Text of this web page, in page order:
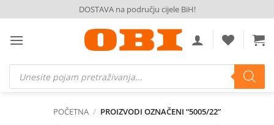
to
content
DOSTAVA na području cijele BiH!
Products
search
POČETNA / PROIZVODI OZNAČENI “5005/22”